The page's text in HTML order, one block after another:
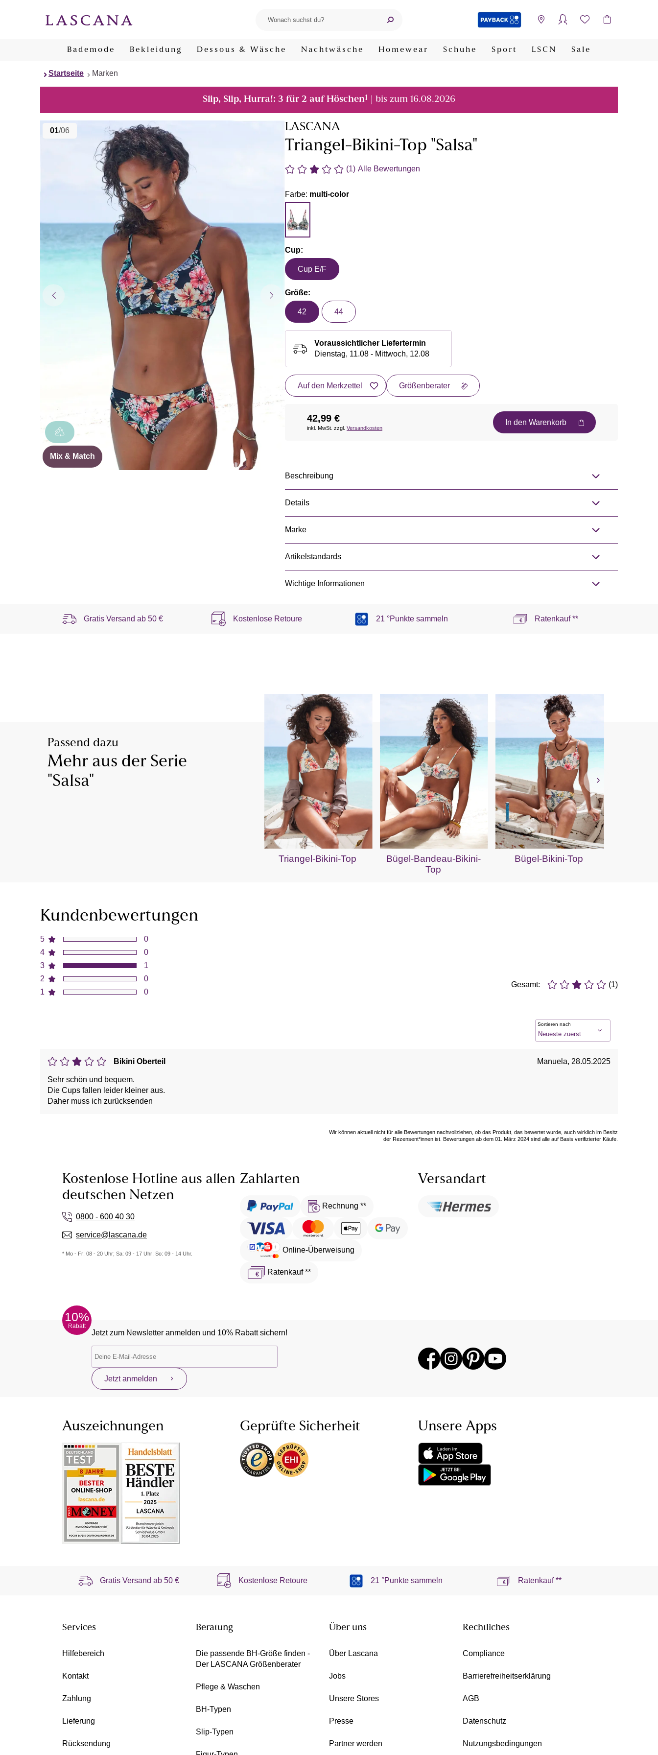
Bademode Bekleidung Dessous & Wäsche Nachtwäsche Homewear Schuhe Sport LSCN Sale
Startseite Marken
Slip, Slip, Hurra!: 3 für 2 auf Höschen1 | bis zum 16.08.2026
01/06
Mix & Match
LASCANA
Triangel-Bikini-Top "Salsa"
(1) Alle Bewertungen
Farbe: multi-color
Cup:
Cup E/F
Größe:
42 44
Voraussichtlicher Liefertermin
Dienstag, 11.08 - Mittwoch, 12.08
Auf den Merkzettel Größenberater
42,99 €
inkl. MwSt. zzgl. Versandkosten
In den Warenkorb
Beschreibung
Details
Marke
Artikelstandards
Wichtige Informationen
Gratis Versand ab 50 € Kostenlose Retoure 21 °Punkte sammeln Ratenkauf **
Passend dazu
Mehr aus der Serie
"Salsa"
Triangel-Bikini-Top
Bügel-Bandeau-Bikini-
Top
Bügel-Bikini-Top
Kundenbewertungen
5
4
3
2
1
0
0
1
0
0
Gesamt: (1)
Sortieren nach
Bikini Oberteil Manuela, 28.05.2025
Sehr schön und bequem.
Die Cups fallen leider kleiner aus.
Daher muss ich zurücksenden
Wir können aktuell nicht für alle Bewertungen nachvollziehen, ob das Produkt, das bewertet wurde, auch wirklich im Besitz
der Rezensent*innen ist. Bewertungen ab dem 01. März 2024 sind alle auf Basis verifizierter Käufe.
Kostenlose Hotline aus allen
deutschen Netzen
0800 - 600 40 30
service@lascana.de
* Mo - Fr: 08 - 20 Uhr; Sa: 09 - 17 Uhr; So: 09 - 14 Uhr.
Zahlarten
Rechnung **
Online-Überweisung
Ratenkauf **
Versandart
10%
Rabatt
Jetzt zum Newsletter anmelden und 10% Rabatt sichern!
Jetzt anmelden
Auszeichnungen Geprüfte Sicherheit Unsere Apps
Gratis Versand ab50 € Kostenlose Retoure 21 °Punkte sammeln Ratenkauf **
Services
Hilfebereich
Kontakt
Zahlung
Lieferung
Rücksendung
Beratung
Die passende BH-Größe finden -
Der LASCANA Größenberater
Pflege & Waschen
BH-Typen
Slip-Typen
Über uns
Über Lascana
Jobs
Unsere Stores
Presse
Partner werden
Rechtliches
Compliance
Barrierefreiheitserklärung
AGB
Datenschutz
Nutzungsbedingungen